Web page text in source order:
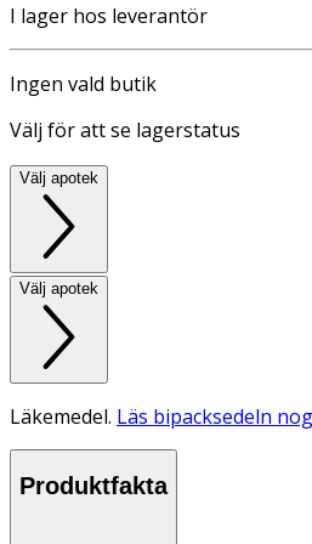
I lager hos leverantör
Ingen vald butik
Välj för att se lagerstatus
Välj apotek
Välj apotek
Läkemedel. Läs bipacksedeln
Produktfakta